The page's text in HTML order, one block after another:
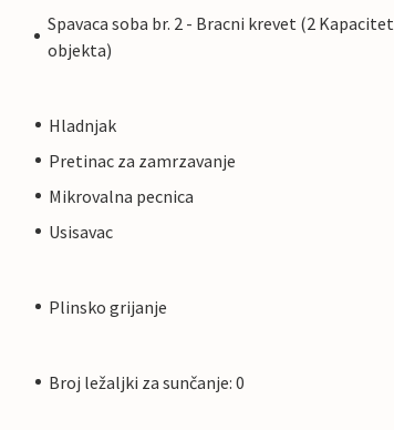
Spavaca soba br. 2 - Bracni krevet (2 Kapacitet
objekta)
Hladnjak
Pretinac za zamrzavanje
Mikrovalna pecnica
Usisavac
Plinsko grijanje
Broj ležaljki za sunčanje: 0